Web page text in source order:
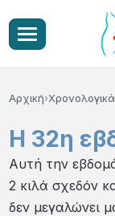
Αρχική Χρονολογικά
Η 32η
Αυτή την
2 κιλά σχεδόν
δεν μεγαλώνει